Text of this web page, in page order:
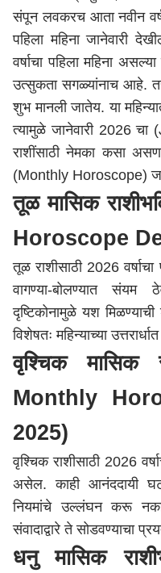
संपून लवकरच आता नवीन
पहिला महिनाजानेवारी
वर्षाचा पहिला महिना
उत्सुकता सगळ्यांनाच आहे.
शुभ मानलीजातेय. या
त्यामुळेजानेवारी 2026चा(
राशींसाठी नेमका कसा
(Monthly Horoscope)
तूळ मासिक
Horoscope
तूळ राशीसाठी 2026
वागण्या-बोलण्यात
दृष्टिकोनामुळे यश
विशेषतः महिन्याच्या
वृश्चिक मासिक
Monthly
2025)
वृश्चिक राशीसाठी 2026
असेल. काहीआनंददायी
नियमांचे उल्लंघन करू नका.
संवादाद्वारे तेसोडवण्याचा
धनु मासिक